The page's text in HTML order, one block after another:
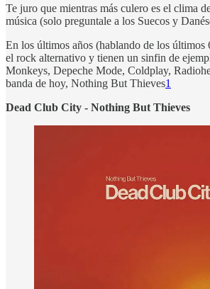
Te juro que mientras más culero es el clima
música (solo preguntale a los Suecos y
En los últimos años (hablando de los últimos
el rock alternativo y tienen un sinfin de
Monkeys, Depeche Mode, Coldplay,
banda de hoy, Nothing But Thieves1
Dead Club City - Nothing But Thieves